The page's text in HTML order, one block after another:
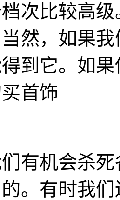
次比较高
然，如果
到它。如
首饰
有机会杀
。有时我